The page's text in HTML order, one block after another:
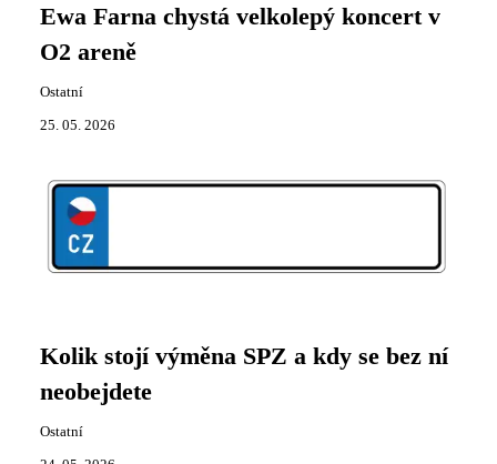
Ewa Farna chystá velkolepý koncert v
O2 areně
Ostatní
25. 05. 2026
Kolik stojí výměna SPZ a kdy se bez ní
neobejdete
Ostatní